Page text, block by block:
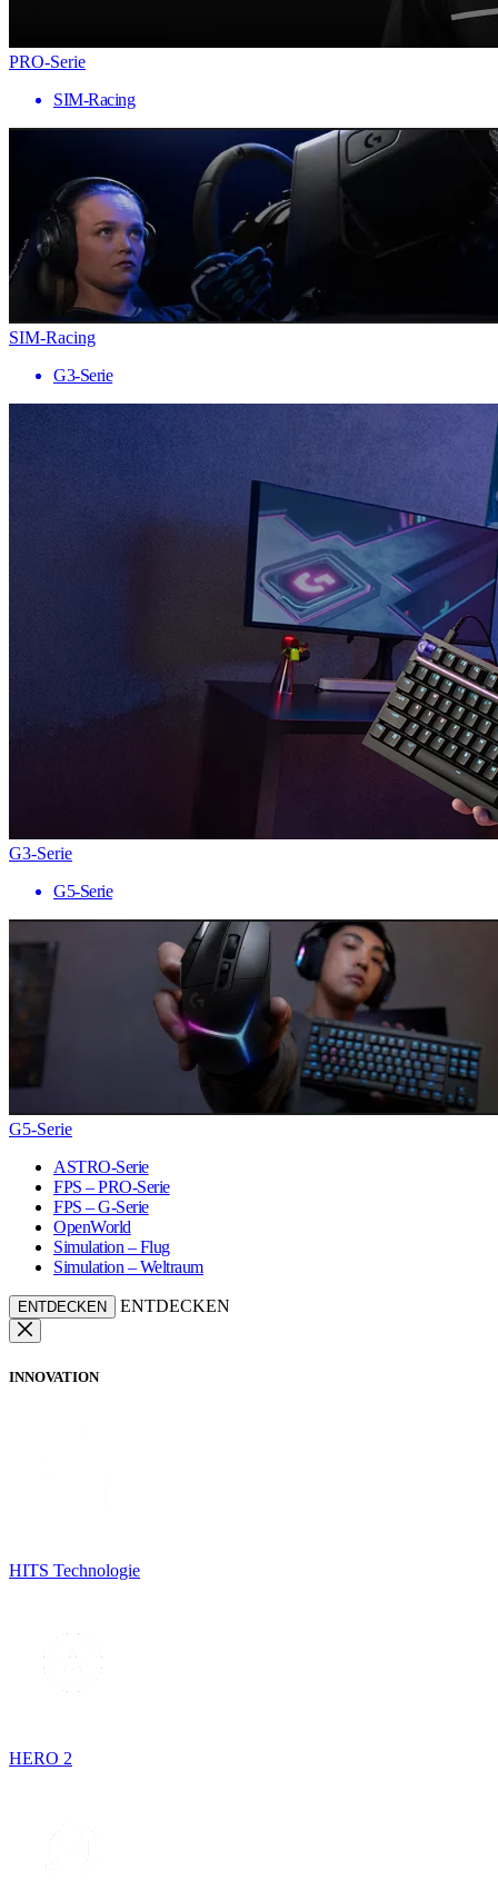
PRO-Serie
SIM-Racing
SIM-Racing
G3-Serie
G3-Serie
G5-Serie
G5-Serie
ASTRO-Serie
FPS – PRO-Serie
FPS – G-Serie
OpenWorld
Simulation – Flug
Simulation – Weltraum
ENTDECKEN ENTDECKEN
INNOVATION
HITS Technologie
HERO 2